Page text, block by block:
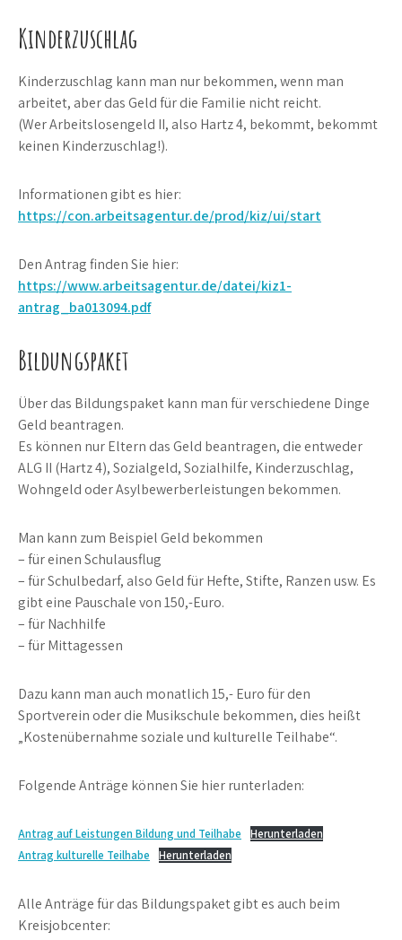
Kinderzuschlag
Kinderzuschlag kann man nur bekommen, wenn man
arbeitet, aber das Geld für die Familie nicht reicht.
(Wer Arbeitslosengeld II, also Hartz 4, bekommt, bekommt
keinen Kinderzuschlag!).
Informationen gibt es hier:
https://con.arbeitsagentur.de/prod/kiz/ui/start
Den Antrag finden Sie hier:
https://www.arbeitsagentur.de/datei/kiz1-
antrag_ba013094.pdf
Bildungspaket
Über das Bildungspaket kann man für verschiedene Dinge
Geld beantragen.
Es können nur Eltern das Geld beantragen, die entweder
ALG II (Hartz 4), Sozialgeld, Sozialhilfe, Kinderzuschlag,
Wohngeld oder Asylbewerberleistungen bekommen.
Man kann zum Beispiel Geld bekommen
– für einen Schulausflug
– für Schulbedarf, also Geld für Hefte, Stifte, Ranzen usw. Es
gibt eine Pauschale von 150,-Euro.
– für Nachhilfe
– für Mittagessen
Dazu kann man auch monatlich 15,- Euro für den
Sportverein oder die Musikschule bekommen, dies heißt
„Kostenübernahme soziale und kulturelle Teilhabe“.
Folgende Anträge können Sie hier runterladen:
Antrag auf Leistungen Bildung und Teilhabe
Herunterladen
Antrag kulturelle Teilhabe
Herunterladen
Alle Anträge für das Bildungspaket gibt es auch beim
Kreisjobcenter: